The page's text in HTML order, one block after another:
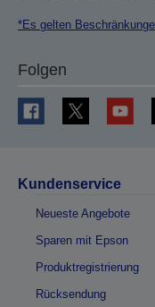
*Es gelten
Folgen
Kundenservice
Neueste Angebote
Sparen mit Epson
Produktregistrierung
Rücksendung